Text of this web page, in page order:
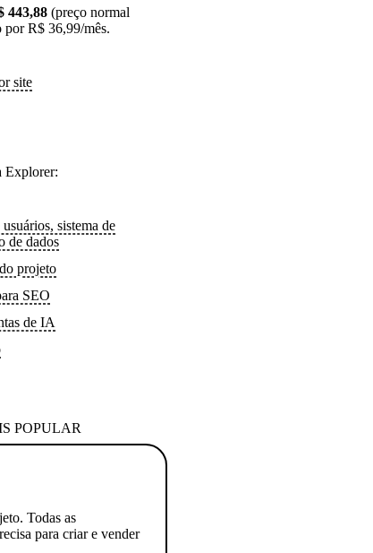
443,88 (preço normal
R$ 36,99/mês.
site
Explorer:
sistema de
de dados
projeto
SEO
de IA
POPULAR
Todas as
para criar e vender